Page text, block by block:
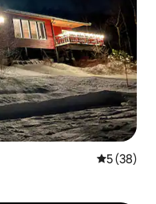
Note
5 (38)